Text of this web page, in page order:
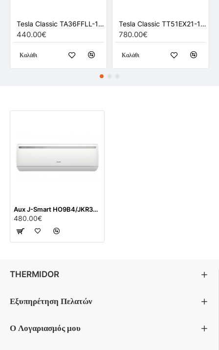
Tesla Classic TA36FFLL-1232IA 12000 BTU Inverter (Λευκό)
440.00€
Καλάθι
Tesla Classic TT51EX21-1832IA 18000 BTU Inverter (Λευκό)
780.00€
Καλάθι
Aux J-Smart HO9B4/JKR3DI-EU- 9000BTU
480.00€
THERMIDOR
Εξυπηρέτηση Πελατών
Ο Λογαριασμός μου